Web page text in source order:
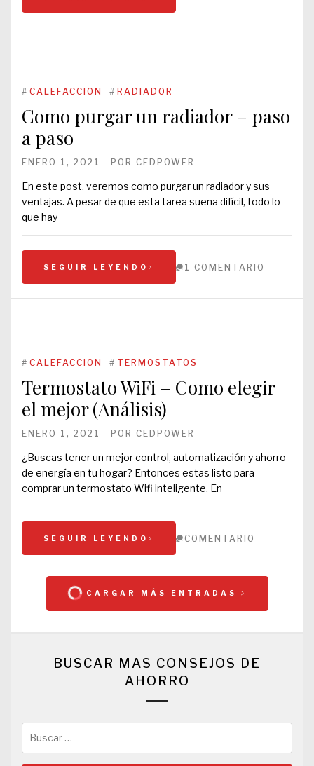
# CALEFACCION # RADIADOR
Como purgar un radiador – paso
a paso
ENERO 1, 2021 POR CEDPOWER
En este post, veremos como purgar un radiador y sus
ventajas. A pesar de que esta tarea suena difícil, todo lo
que hay
SEGUIR LEYENDO 1 COMENTARIO
# CALEFACCION # TERMOSTATOS
Termostato WiFi – Como elegir
el mejor (Análisis)
ENERO 1, 2021 POR CEDPOWER
¿Buscas tener un mejor control, automatización y ahorro
de energía en tu hogar? Entonces estas listo para
comprar un termostato Wifi inteligente. En
SEGUIR LEYENDO COMENTARIO
CARGAR MÁS ENTRADAS
BUSCAR MAS CONSEJOS DE
AHORRO